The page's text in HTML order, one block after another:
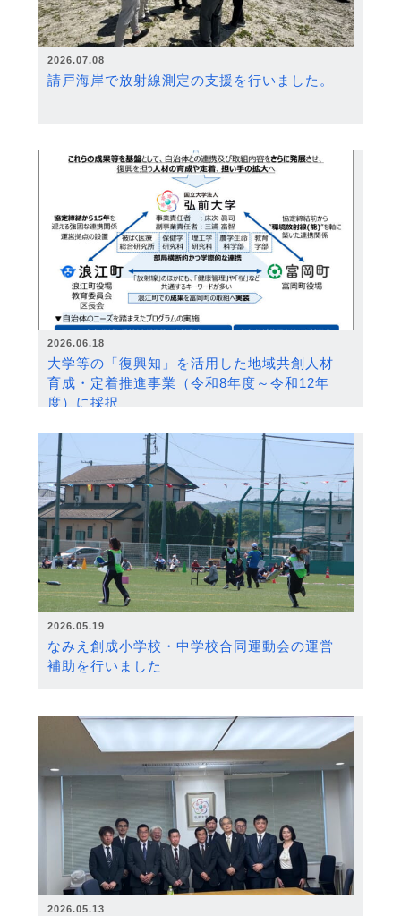
2026.07.08
請戸海岸で放射線測定の支援を行いました。
2026.06.18
大学等の「復興知」を活用した地域共創人材
育成・定着推進事業（令和8年度～令和12年
度）に採択
2026.05.19
なみえ創成小学校・中学校合同運動会の運営
補助を行いました
2026.05.13